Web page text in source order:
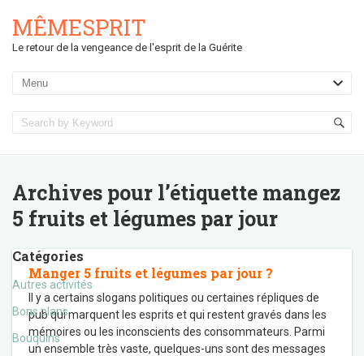
MÊMESPRIT
Le retour de la vengeance de l'esprit de la Guérite
Archives pour l’étiquette mangez
5 fruits et légumes par jour
Catégories
Autres activités
Bons plans
Bouquins
Manger 5 fruits et légumes par jour ?
Il y a certains slogans politiques ou certaines répliques de
pub qui marquent les esprits et qui restent gravés dans les
mémoires ou les inconscients des consommateurs. Parmi
un ensemble très vaste, quelques-uns sont des messages